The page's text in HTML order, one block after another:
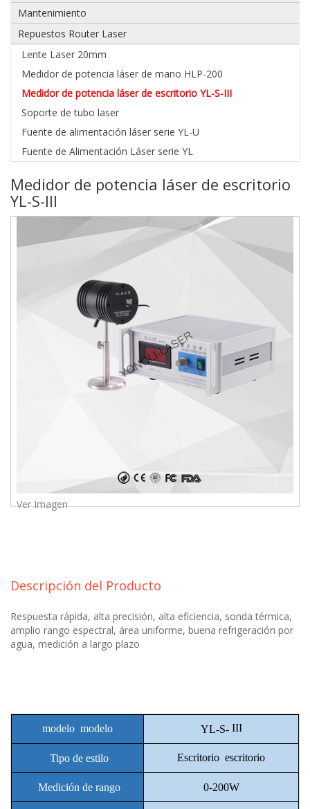
problema
que
tiene
envielo
nuestro
whatsapp:
975
067
975
628
Enviar
Mantenimiento
Repuestos Router Laser
Lente Laser 20mm
Medidor de potencia láser de mano HLP-200
Medidor de potencia láser de escritorio YL-S-III
Soporte de tubo laser
Fuente de alimentación láser serie YL-U
Fuente de Alimentación Láser serie YL
Medidor de potencia láser de escritorio
YL-S-III
Ver Imagen
Descripción del Producto
Respuesta rápida, alta precisión, alta eficiencia, sonda térmica,
amplio rango espectral, área uniforme, buena refrigeración por
agua, medición a largo plazo
modelo modelo YL-S- III
Tipo de estilo Escritorio escritorio
Medición de rango 0-200W